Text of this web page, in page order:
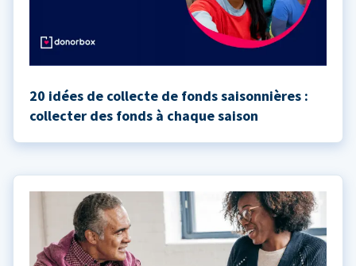
20 idées de collecte de fonds saisonnières :
collecter des fonds à chaque saison